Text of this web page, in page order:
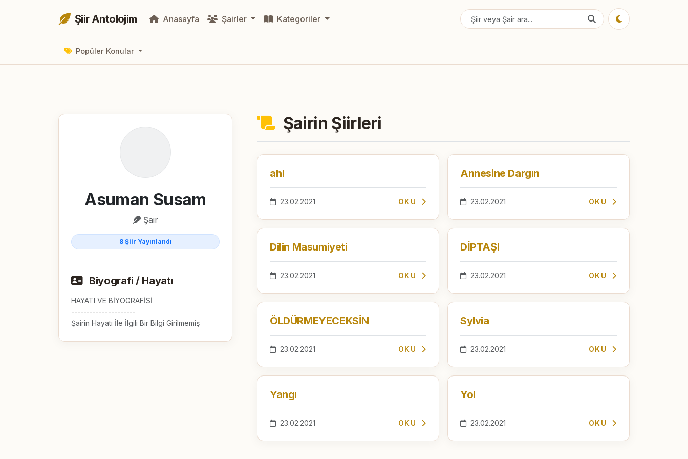
Şiir Antolojim Anasayfa Şairler Kategoriler
Popüler Konular
Asuman Susam
Şair
8 Şiir Yayınlandı
Biyografi / Hayatı
HAYATI VE BİYOGRAFİSİ
---------------------
Şairin Hayatı İle İlgili Bir Bilgi Girilmemiş
Şairin Şiirleri
ah!
23.02.2021 OKU
Annesine Dargın
23.02.2021 OKU
Dilin Masumiyeti
23.02.2021 OKU
DİPTAŞI
23.02.2021 OKU
ÖLDÜRMEYECEKSİN
23.02.2021 OKU
Sylvia
23.02.2021 OKU
Yangı
23.02.2021 OKU
Yol
23.02.2021 OKU